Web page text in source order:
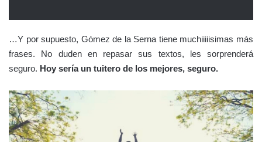
…Y por supuesto, Gómez de la Serna tiene muchiiiiisimas más
frases. No duden en repasar sus textos, les sorprenderá
seguro. Hoy sería un tuitero de los mejores, seguro.